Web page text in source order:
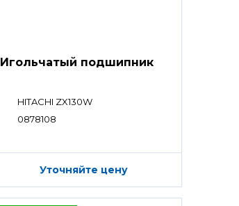
Игольчатый подшипник
HITACHI ZX130W
0878108
Уточняйте цену